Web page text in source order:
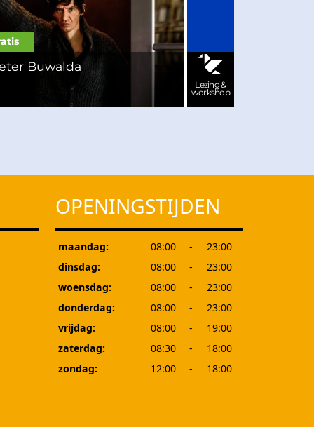
Buwalda
Lezing &
workshop
OPENINGSTIJDEN
maandag: 08:00 -
23:00
dinsdag:
08:00 -
23:00
woensdag:
08:00 -
23:00
donderdag:
08:00 -
23:00
vrijdag:
08:00 -
19:00
zaterdag:
08:30 -
18:00
zondag:
12:00 - 18:00